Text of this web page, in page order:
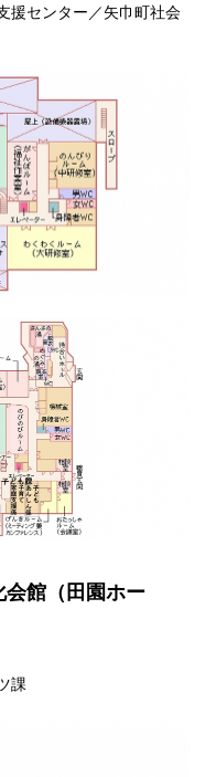
援センター／矢巾町社会
館（田園ホー
課